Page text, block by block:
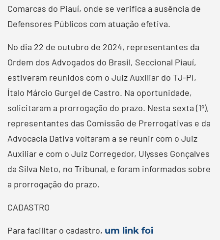
Comarcas do Piauí, onde se verifica a ausência de
Defensores Públicos com atuação efetiva.
No dia 22 de outubro de 2024, representantes da
Ordem dos Advogados do Brasil, Seccional Piauí,
estiveram reunidos com o Juiz Auxiliar do TJ-PI,
Ítalo Márcio Gurgel de Castro. Na oportunidade,
solicitaram a prorrogação do prazo. Nesta sexta (1º),
representantes das Comissão de Prerrogativas e da
Advocacia Dativa voltaram a se reunir com o Juiz
Auxiliar e com o Juiz Corregedor, Ulysses Gonçalves
da Silva Neto, no Tribunal, e foram informados sobre
a prorrogação do prazo.
CADASTRO
Para facilitar o cadastro, um link foi